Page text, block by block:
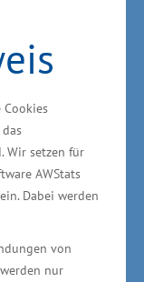
Wir setzen für
AWStats
Dabei werden
von
nur
mit rund
Usedom (5,2
die
Millionen
die
(2,9 Millionen
dem